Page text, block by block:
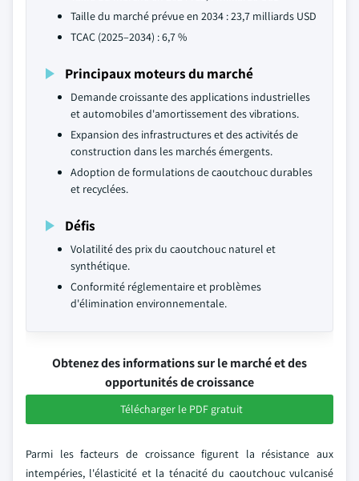
Taille du marché prévue en 2034 : 23,7 milliards USD
TCAC (2025–2034) : 6,7 %
Principaux moteurs du marché
Demande croissante des applications industrielles
et automobiles d'amortissement des vibrations.
Expansion des infrastructures et des activités de
construction dans les marchés émergents.
Adoption de formulations de caoutchouc durables
et recyclées.
Défis
Volatilité des prix du caoutchouc naturel et
synthétique.
Conformité réglementaire et problèmes
d'élimination environnementale.
Obtenez des informations sur le marché et des
opportunités de croissance
Télécharger le PDF gratuit
Parmi les facteurs de croissance figurent la résistance aux
intempéries, l'élasticité et la ténacité du caoutchouc vulcanisé